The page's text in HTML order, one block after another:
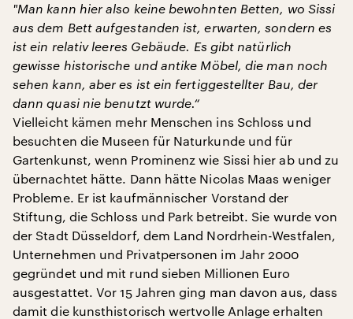
"Man kann hier also keine bewohnten Betten, wo Sissi
aus dem Bett aufgestanden ist, erwarten, sondern es
ist ein relativ leeres Gebäude. Es gibt natürlich
gewisse historische und antike Möbel, die man noch
sehen kann, aber es ist ein fertiggestellter Bau, der
dann quasi nie benutzt wurde.“
Vielleicht kämen mehr Menschen ins Schloss und
besuchten die Museen für Naturkunde und für
Gartenkunst, wenn Prominenz wie Sissi hier ab und zu
übernachtet hätte. Dann hätte Nicolas Maas weniger
Probleme. Er ist kaufmännischer Vorstand der
Stiftung, die Schloss und Park betreibt. Sie wurde von
der Stadt Düsseldorf, dem Land Nordrhein-Westfalen,
Unternehmen und Privatpersonen im Jahr 2000
gegründet und mit rund sieben Millionen Euro
ausgestattet. Vor 15 Jahren ging man davon aus, dass
damit die kunsthistorisch wertvolle Anlage erhalten